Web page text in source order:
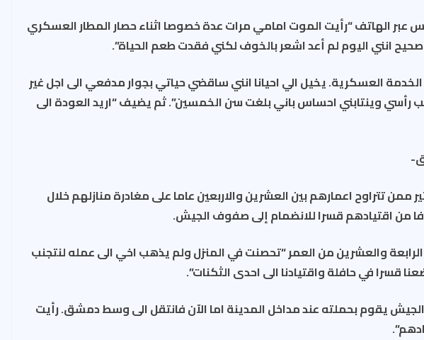
عبر الهاتف “رأيت الموت امامي مرات عدة خصوصا اثناء حصار المطار العسكري
انني اليوم لم أعد اشعر بالخوف لكني فقدت طعم الحياة”.
العسكرية. يخيل الي احيانا انني ساقضي حياتي بجوار مدفعي الى اجل غير
وينتابني احساس باني بلغت سن الخمسين”. ثم يضيف “اريد العودة الى
ممن تتراوح اعمارهم بين العشرين والاربعين عاما على مغادرة منازلهم خلال
من اقتيادهم قسرا للانضمام إلى صفوف الجيش.
والعشرين من العمر “تحصنت في المنزل ولم يذهب اخي الى عمله لنتجنب
قسرا في حافلة واقتيادنا الى احدى الثكنات”.
يقوم بحملته عند مداخل المدينة اما الآن فانتقل الى وسط دمشق. رأيت